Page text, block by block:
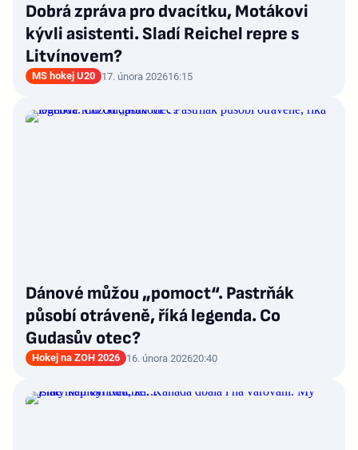
Dobrá zpráva pro dvacítku, Motákovi
kývli asistenti. Sladí Reichel repre s
Litvínovem?
MS hokej U20 17. února 202616:15
Dánové můžou „pomoct“. Pastrňák
působí otráveně, říká legenda. Co
Gudasův otec?
Hokej na ZOH 2026 16. února 202620:40